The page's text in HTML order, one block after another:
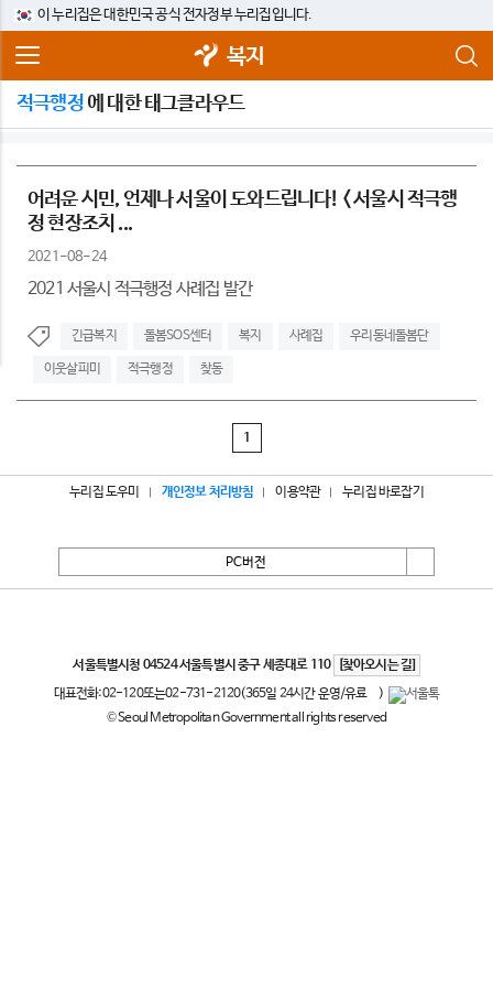
이 누리집은 대한민국 공식 전자정부 누리집입니다.
복지
적극행정에 대한 태그클라우드
어려운 시민, 언제나 서울이 도와드립니다! < 서울시 적극행
정 현장조치 ...
2021-08-24
2021 서울시 적극행정 사례집 발간
긴급복지 돌봄SOS센터 복지 사례집 우리동네돌봄단
이웃살피미 적극행정 찾동
1
누리집 도우미 개인정보 처리방침 이용약관 누리집 바로잡기
PC버전
서울특별시청 04524 서울특별시 중구 세종대로 110
[찾아오시는 길]
대표전화:02-120또는02-731-2120(365일 24시간 운영/유료
)
© Seoul Metropolitan Government all rights reserved